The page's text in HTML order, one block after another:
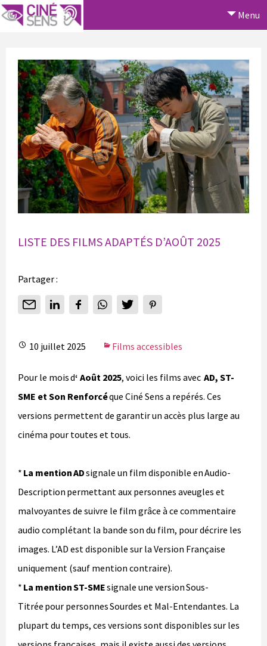
Menu
LISTE DES FILMS ADAPTÉS D’AOÛT 2025
Partager :
10 juillet 2025 Films accessibles
Pour le mois d‘ Août 2025, voici les films avec AD, ST-
SME et Son Renforcéque Ciné Sens a repérés. Ces
versions permettent de garantir un accès plus large au
cinéma pour toutes et tous.
* La mention ADsignale un film disponible en Audio-
Description permettant aux personnes aveugles et
malvoyantes de suivre le film grâce à ce commentaire
audio complétant la bande son du film, pour décrire les
images. L’AD est disponible sur la Version Française
uniquement (sauf mention contraire).
* La mention ST-SMEsignale une version Sous-
Titrée pour personnes Sourdes et Mal-Entendantes. La
plupart du temps, ces versions sont disponibles sur les